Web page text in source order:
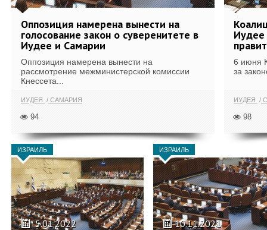
Оппозиция намерена вынести на
голосование закон о суверенитете в
Иудее и Самарии
Оппозиция намерена вынести на
рассмотрение межминистерской комиссии
Кнессета...
ИУДЕЯ САМАРИЯ
94
Иудее
6 июня
за
ИУДЕЯ
98
ИЗРАИЛЬ
5.01.2022
ИЗРАИЛЬ
10.11.2021